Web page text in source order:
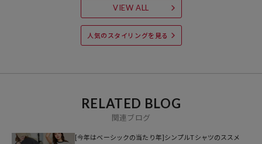
※掲載画像の商品の色味は、屋外や屋内の光の照射や角度により実物
と色味が異なる場合がございます。また表示のサイズ感と実物は若干
異なる場合もございますので、予めご了承ください。
ンタグを必ずご確認下さい。
▼PUBLUXの新作アイテムはこちら：
新作商品一覧
▼迷ったらこれな定番ベーシックアイテム一覧はこちら：
ベーシックアイテム一覧
VIEW ALL
人気のスタイリングを見る
RELATED BLOG
関連ブログ
[今年はベーシックの当たり年]シンプルTシャツのススメ